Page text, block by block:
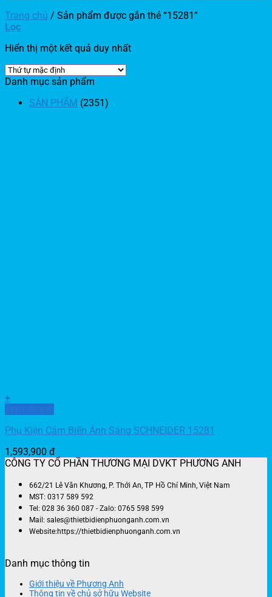
Trang chủ / Sản phẩm được gắn thẻ “15281”
Lọc
Hiển thị một kết quả duy nhất
Danh mục sản phẩm
SẢN PHẨM (2351)
+
Phụ Kiện Cảm Biến Ánh Sáng SCHNEIDER 15281
1,593,900 đ
CÔNG TY CỔ PHẦN THƯƠNG MẠI DVKT PHƯƠNG ANH
662/21 Lê Văn Khương, P. Thới An, TP Hồ Chí Minh, Việt Nam
MST: 0317 589 592
Tel: 028 36 360 087 - Zalo: 0765 598 599
Mail: sales@thietbidienphuonganh.com.vn
Website:https://thietbidienphuonganh.com.vn
Danh mục thông tin
Giới thiệu về Phương Anh
Thông tin về chủ sở hữu Website